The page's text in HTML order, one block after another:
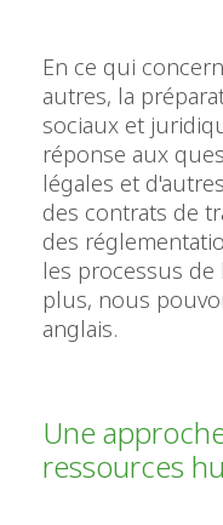
En ce qui
autres, la
sociaux et
réponse aux
légales et
des contrats de
des
les processus
plus, nous
anglais.
Une
ressources